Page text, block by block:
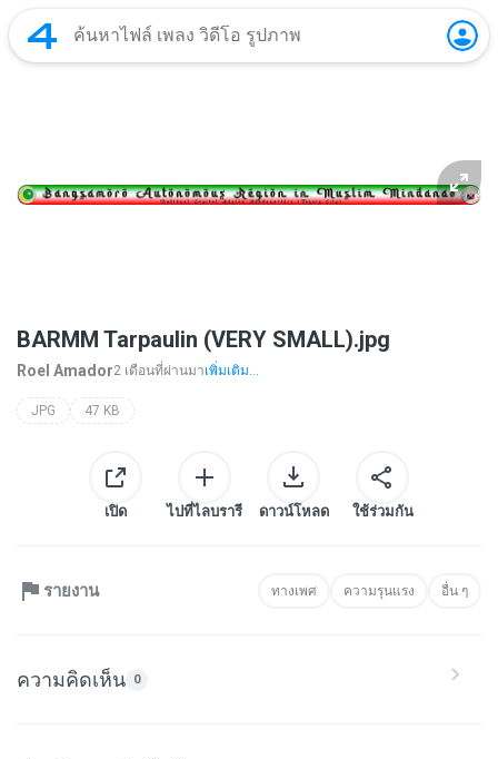
BARMM Tarpaulin (VERY SMALL).jpg
Roel Amador2 เดือนที่ผ่านมาเพิ่มเติม...
JPG 47 KB
เปิด ไปที่ไลบรารี ดาวน์โหลด ใช้ร่วมกัน
รายงาน ทางเพศ ความรุนแรง อื่น ๆ
ความคิดเห็น 0